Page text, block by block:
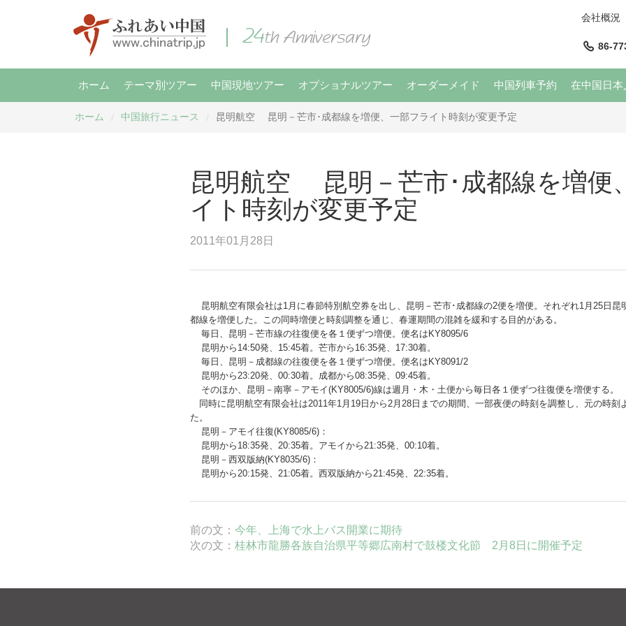
会社概況
86-
ホーム テーマ別ツアー 中国現地ツアー オプショナルツアー オーダーメイド 中国列車予約 在中国日本
ホーム 中国旅行ニュース 昆明航空 昆明－芒市･成都線を増便、一部フライト時刻が変更予定
昆明航空 昆明－芒市･成都線を増便
イト時刻が変更予定
2011年01月28日
昆明航空有限会社は1月に春節特別航空券を出し、昆明－芒市･成都線の2便を増便。それぞれ1月25日昆
都線を増便した。この同時増便と時刻調整を通じ、春運期間の混雑を緩和する目的がある。
毎日、昆明－芒市線の往復便を各１便ずつ増便。便名はKY8095/6
昆明から14:50発、15:45着。芒市から16:35発、17:30着。
毎日、昆明－成都線の往復便を各１便ずつ増便。便名はKY8091/2
昆明から23:20発、00:30着。成都から08:35発、09:45着。
そのほか、昆明－南寧－アモイ(KY8005/6)線は週月・木・土便から毎日各１便ずつ往復便を増便する。
同時に昆明航空有限会社は2011年1月19日から2月28日までの期間、一部夜便の時刻を調整し、元の時刻
た。
昆明－アモイ往復(KY8085/6)：
昆明から18:35発、20:35着。アモイから21:35発、00:10着。
昆明－西双版納(KY8035/6)：
昆明から20:15発、21:05着。西双版納から21:45発、22:35着。
前の文： 今年、上海で水上バス開業に期待
次の文： 桂林市龍勝各族自治県平等郷広南村で鼓楼文化節 2月8日に開催予定